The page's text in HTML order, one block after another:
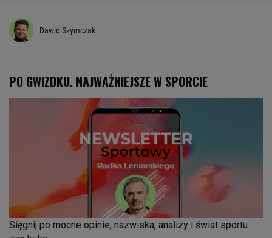
Dawid Szymczak